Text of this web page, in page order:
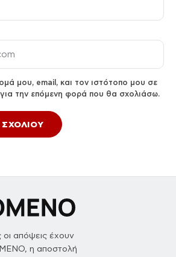
μου, email, και τον ιστότοπο μου σε
την επόμενη φορά που θα σχολιάσω.
οι απόψεις έχουν
η αποστολή